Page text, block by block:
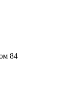
84